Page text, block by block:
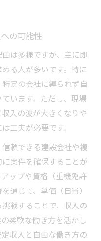
の可能性
は多様ですが、主に即
る人が多いです。特に
定の会社に縛られず自
います。ただし、現場
入の波が大きくなりや
工夫が必要です。
頼できる建設会社や複
案件を確保することが
ップや資格（重機免許
通じて、単価（日当）
戦することで、収入の
柔軟な働き方を活かし
収入と自由な働き方の